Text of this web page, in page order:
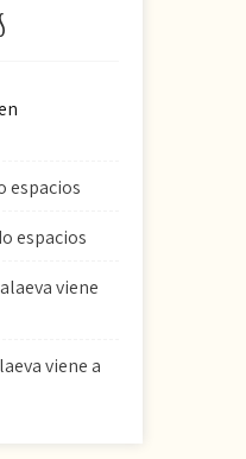
espacios
espacios
viene
viene a